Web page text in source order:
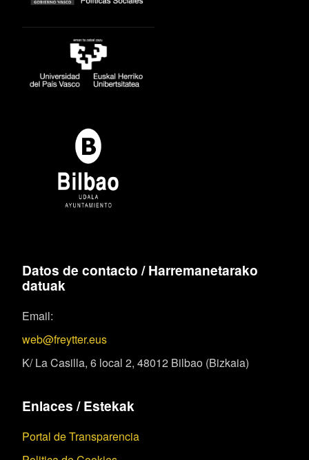
Datos de contacto / Harremanetarako
datuak
Email:
web@freytter.eus
K/ La Casilla, 6 local 2, 48012 Bilbao (Bizkaia)
Enlaces / Estekak
Portal de Transparencia